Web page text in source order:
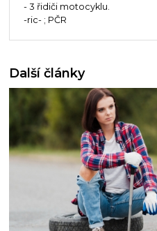
- 3 řidiči motocyklu.
-ric- ; PČR
Další články